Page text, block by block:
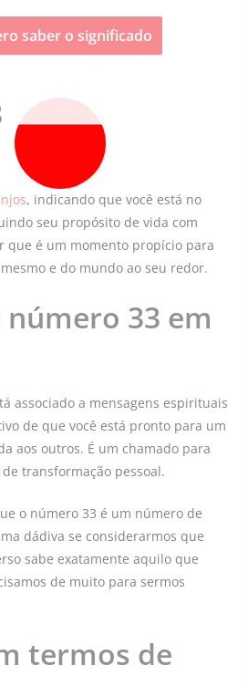
saber o significado
, indicando que você está no
seu propósito de vida com
que é um momento propício para
e do mundo ao seu redor.
33 em
associado a mensagens espirituais
de que você está pronto para um
aos outros. É um chamado para
transformação pessoal.
o número 33 é um número de
dádiva se considerarmos que
sabe exatamente aquilo que
de muito para sermos
termos de